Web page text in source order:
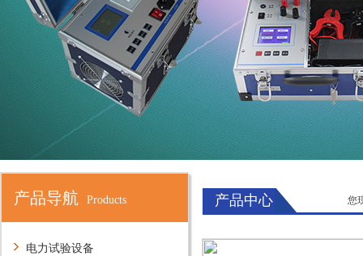
产品导航 Products
电力试验设备
产品中心 您